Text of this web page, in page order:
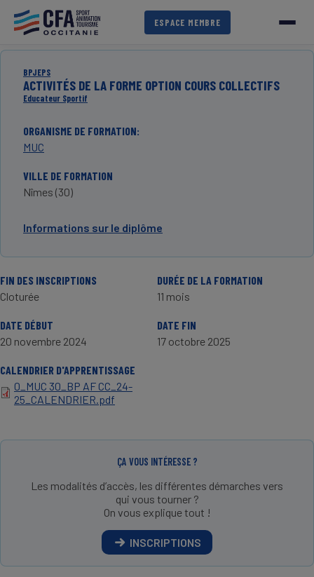
contenu
principal
ESPACE MEMBRE
BPJEPS
ACTIVITÉS DE LA FORME OPTION COURS COLLECTIFS
Educateur Sportif
ORGANISME DE FORMATION
MUC
VILLE DE FORMATION
Nîmes (30)
Informations sur le diplôme
FIN DES INSCRIPTIONS
Cloturée
DURÉE DE LA FORMATION
11 mois
DATE DÉBUT
20 novembre 2024
DATE FIN
17 octobre 2025
CALENDRIER D'APPRENTISSAGE
0_MUC 30_BP AF CC_24-
25_CALENDRIER.pdf
ÇA VOUS INTÉRESSE ?
Les modalités d’accès, les différentes démarches vers
qui vous tourner ?
On vous explique tout !
INSCRIPTIONS